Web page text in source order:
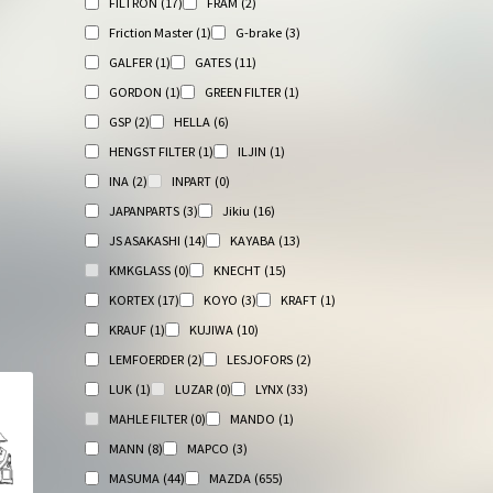
Friction Master (1) G-brake (3)
GALFER (1) GATES (11)
GORDON (1) GREEN FILTER (1)
GSP (2) HELLA (6)
HENGST FILTER (1) ILJIN (1)
INA (2) INPART (0)
JAPANPARTS (3) Jikiu (16)
JS ASAKASHI (14) KAYABA (13)
KMKGLASS (0) KNECHT (15)
KORTEX (17) KOYO (3) KRAFT (1)
KRAUF (1) KUJIWA (10)
LEMFOERDER (2) LESJOFORS (2)
LUK (1) LUZAR (0) LYNX (33)
MAHLE FILTER (0) MANDO (1)
MANN (8) MAPCO (3)
MASUMA (44) MAZDA (655)